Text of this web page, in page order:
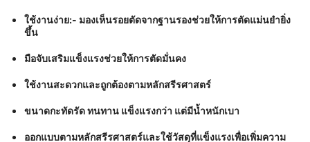
ใช้งานง่าย:- มองเห็นรอยตัดจากฐานรองช่วยให้การตัดแม่นยำยิ่ง
ขึ้น
มือจับเสริมแข็งแรงช่วยให้การตัดมั่นคง
ใช้งานสะดวกและถูกต้องตามหลักสรีรศาสตร์
ขนาดกะทัดรัด ทนทาน แข็งแรงกว่า แต่มีน้ำหนักเบา
ออกแบบตามหลักสรีรศาสตร์และใช้วัสดุที่แข็งแรงเพื่อเพิ่มความ